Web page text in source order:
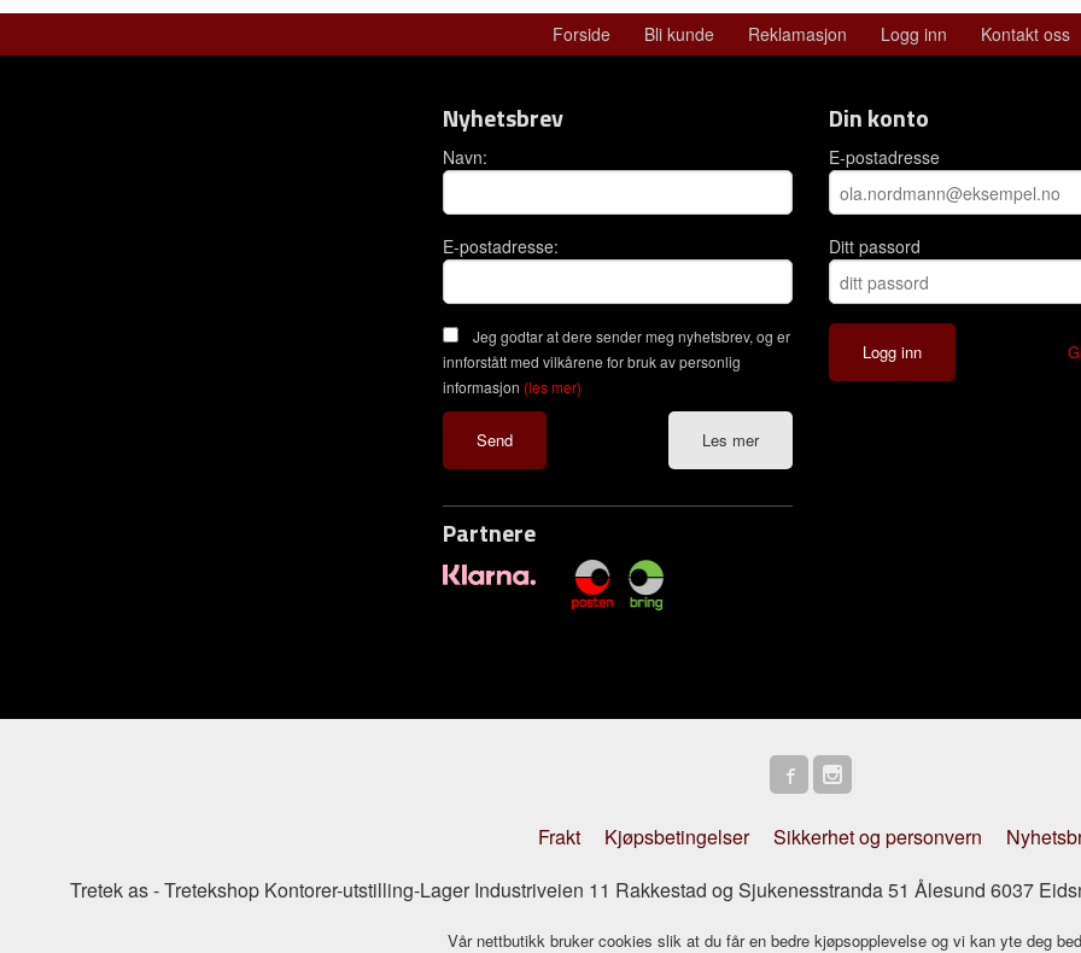
Forside Bli kunde Reklamasjon Logg inn Kontakt oss
Nyhetsbrev
Navn:
E-postadresse:
Jeg godtar at dere sender meg nyhetsbrev, og er
innforstått med vilkårene for bruk av personlig
informasjon (les mer)
Les mer
Partnere
Din konto
E-postadresse
Ditt passord
Frakt Kjøpsbetingelser Sikkerhet og personvern
Tretek as - Tretekshop Kontorer-utstilling-Lager Industriveien 11 Rakkestad og Sjukenesstranda 51 Ålesund 6037
Vår nettbutikk bruker cookies slik at du får en bedre kjøpsopplevelse og vi kan yte deg